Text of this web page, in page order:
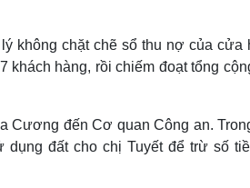
không chặt chẽ sổ thu nợ của cửa
khách hàng, rồi chiếm đoạt tổng
Cương đến Cơ quan Công an.
đất cho chị Tuyết để trừ số